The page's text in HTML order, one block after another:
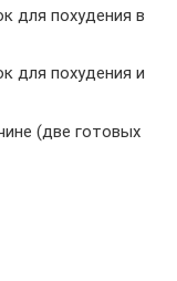
для похудения в
для похудения и
(две готовых